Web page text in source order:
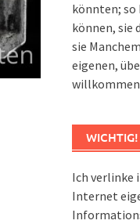
könnten; so
können, sie
sie
eigenen,
willkommen
WICHTIG!
Ich verlinke
Internet